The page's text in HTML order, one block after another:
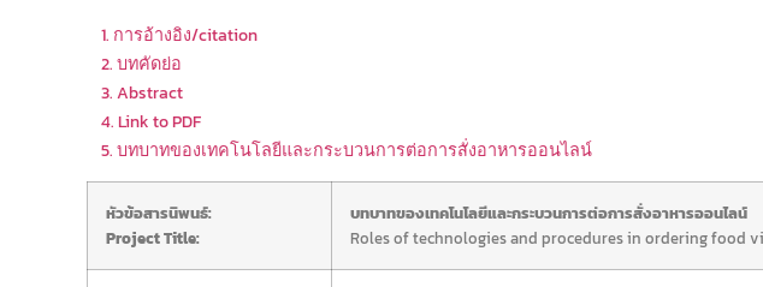
1. การอ้างอิง/citation
2. บทคัดย่อ
3. Abstract
4. Link to PDF
5. บทบาทของเทคโนโลยีและกระบวนการต่อการสั่งอาหารออนไลน์
หัวข้อสารนิพนธ์:
Project Title:
บทบาทของเทคโนโลยีและกระบวนการต่อการสั่งอาหารออนไลน์
Roles of technologies and procedures in ordering food